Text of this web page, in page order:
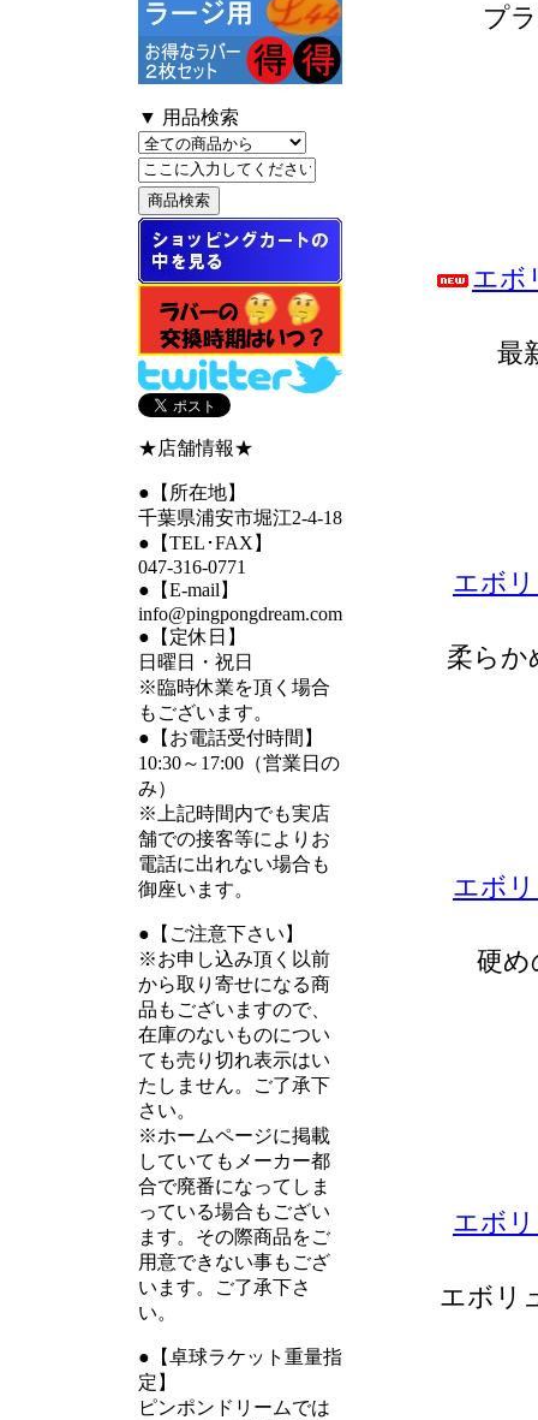
▼ 用品検索
★店舗情報★
●【所在地】
千葉県浦安市堀江2-4-18
●【TEL･FAX】
047-316-0771
●【E-mail】
info@pingpongdream.com
●【定休日】
日曜日・祝日
※臨時休業を頂く場合
もございます。
●【お電話受付時間】
10:30～17:00（営業日の
み）
※上記時間内でも実店
舗での接客等によりお
電話に出れない場合も
御座います。
●【ご注意下さい】
※お申し込み頂く以前
から取り寄せになる商
品もございますので、
在庫のないものについ
ても売り切れ表示はい
たしません。ご了承下
さい。
※ホームページに掲載
していてもメーカー都
合で廃番になってしま
っている場合もござい
ます。その際商品をご
用意できない事もござ
います。ご了承下さ
い。
●【卓球ラケット重量指
定】
ピンポンドリームでは
プ
エボ
最
エボ
柔らか
エボ
硬め
エボ
エボリ